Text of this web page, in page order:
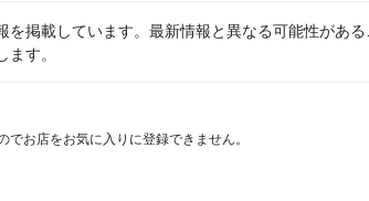
掲載しています。最新情報と異なる可能性があ
ます。
お店をお気に入りに登録できません。